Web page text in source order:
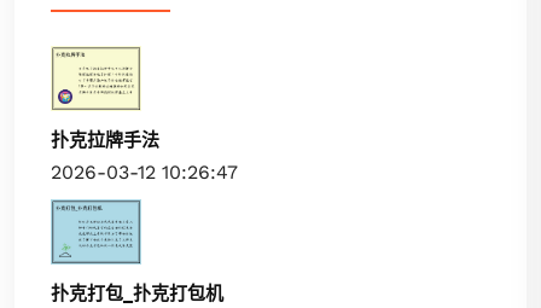
扑克拉牌手法
2026-03-12 10:26:47
扑克打包_扑克打包机